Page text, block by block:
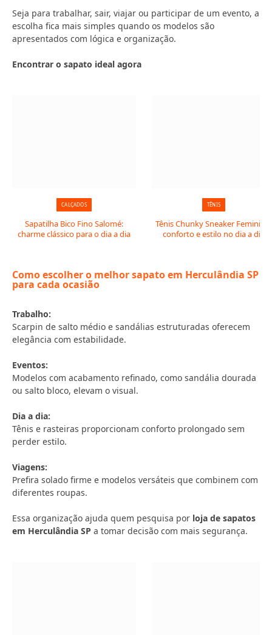
Seja para trabalhar, sair, viajar ou participar de um evento, a
escolha fica mais simples quando os modelos são
apresentados com lógica e organização.
Encontrar o sapato ideal agora
CALÇADOS
Sapatilha Bico Fino Salomé:
charme clássico para o dia a dia
TÊNIS
Tênis Chunky Sneaker Feminino:
conforto e estilo no dia a dia
Como escolher o melhor sapato em Herculândia SP
para cada ocasião
Trabalho:
Scarpin de salto médio e sandálias estruturadas oferecem
elegância com estabilidade.
Eventos:
Modelos com acabamento refinado, como sandália dourada
ou salto bloco, elevam o visual.
Dia a dia:
Tênis e rasteiras proporcionam conforto prolongado sem
perder estilo.
Viagens:
Prefira solado firme e modelos versáteis que combinem com
diferentes roupas.
Essa organização ajuda quem pesquisa por loja de sapatos
em Herculândia SP a tomar decisão com mais segurança.